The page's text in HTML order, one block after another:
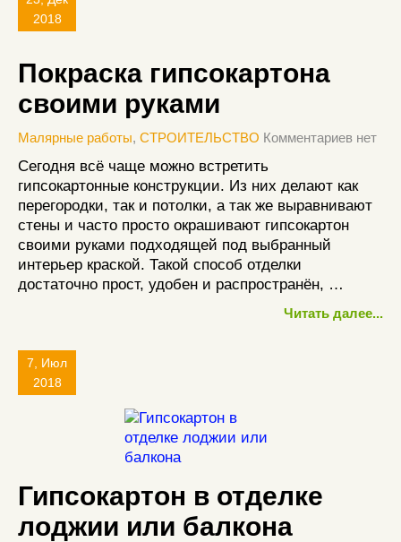
2018
Покраска гипсокартона
своими руками
Малярные работы, СТРОИТЕЛЬСТВО Комментариев нет
Сегодня всё чаще можно встретить
гипсокартонные конструкции. Из них делают как
перегородки, так и потолки, а так же выравнивают
стены и часто просто окрашивают гипсокартон
своими руками подходящей под выбранный
интерьер краской. Такой способ отделки
достаточно прост, удобен и распространён, …
Читать далее...
7, Июл
2018
Гипсокартон в отделке
лоджии или балкона